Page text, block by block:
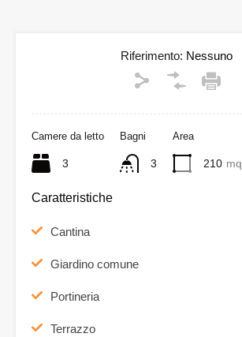
Riferimento: Nessuno
Camere da letto
3
Bagni
3
Area
210 mq.
Caratteristiche
Cantina
Giardino comune
Portineria
Terrazzo